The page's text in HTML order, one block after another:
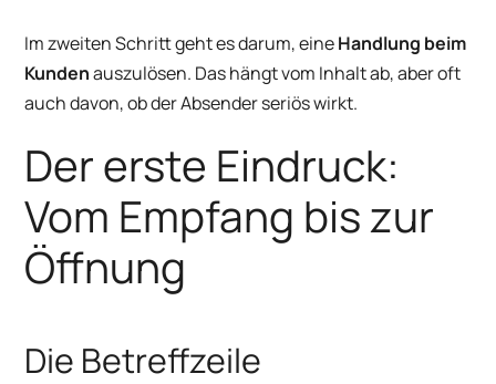
Im zweiten Schritt geht es darum, eineHandlung beim
Kundenauszulösen. Das hängt vom Inhalt ab, aber oft
auch davon, ob der Absender seriös wirkt.
Der erste Eindruck:
Vom Empfang bis zur
Öffnung
Die Betreffzeile